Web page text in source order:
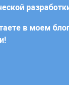
для отладки js-
в моем